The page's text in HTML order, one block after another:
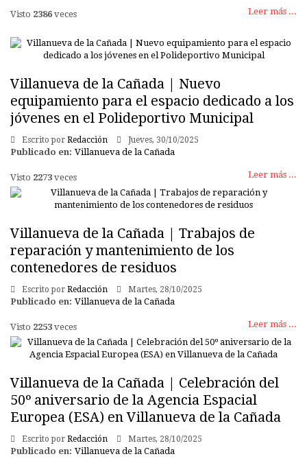
Leer más ...
Visto 2386 veces
Villanueva de la Cañada | Nuevo
equipamiento para el espacio dedicado a los
jóvenes en el Polideportivo Municipal
Escrito por Redacción Jueves, 30/10/2025
Publicado en: Villanueva de la Cañada
Leer más ...
Visto 2273 veces
Villanueva de la Cañada | Trabajos de
reparación y mantenimiento de los
contenedores de residuos
Escrito por Redacción Martes, 28/10/2025
Publicado en: Villanueva de la Cañada
Leer más ...
Visto 2253 veces
Villanueva de la Cañada | Celebración del
50º aniversario de la Agencia Espacial
Europea (ESA) en Villanueva de la Cañada
Escrito por Redacción Martes, 28/10/2025
Publicado en: Villanueva de la Cañada